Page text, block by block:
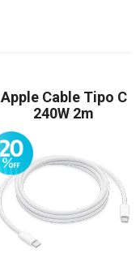
Apple Cable Tipo C
240W 2m